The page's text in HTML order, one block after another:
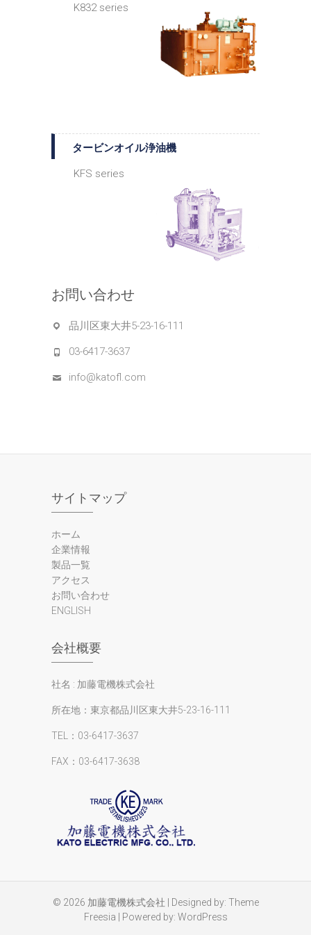
K832 series
タービンオイル浄油機
KFS series
お問い合わせ
品川区東大井5-23-16-111
03-6417-3637
info@katofl.com
サイトマップ
ホーム
企業情報
製品一覧
アクセス
お問い合わせ
ENGLISH
会社概要
社名 : 加藤電機株式会社
所在地：東京都品川区東大井5-23-16-111
TEL：03-6417-3637
FAX：03-6417-3638
© 2026 加藤電機株式会社 | Designed by: Theme
Freesia | Powered by: WordPress